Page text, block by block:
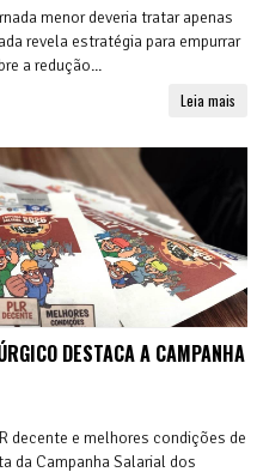
menor deveria tratar apenas
revela estratégia para empurrar
a redução...
Leia mais
DESTACA A CAMPANHA
decente e melhores condições de
da Campanha Salarial dos